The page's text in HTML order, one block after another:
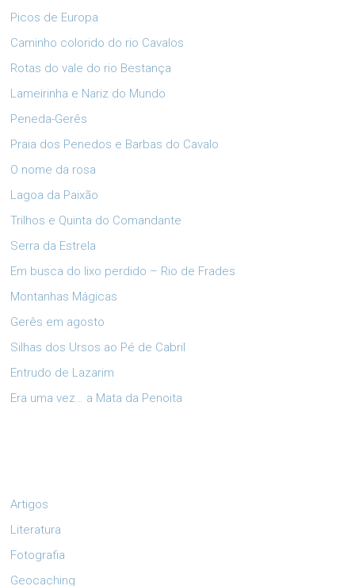
Picos de Europa
Caminho colorido do rio Cavalos
Rotas do vale do rio Bestança
Lameirinha e Nariz do Mundo
Peneda-Gerês
Praia dos Penedos e Barbas do Cavalo
O nome da rosa
Lagoa da Paixão
Trilhos e Quinta do Comandante
Serra da Estrela
Em busca do lixo perdido – Rio de Frades
Montanhas Mágicas
Gerês em agosto
Silhas dos Ursos ao Pé de Cabril
Entrudo de Lazarim
Era uma vez… a Mata da Penoita
Artigos
Literatura
Fotografia
Geocaching